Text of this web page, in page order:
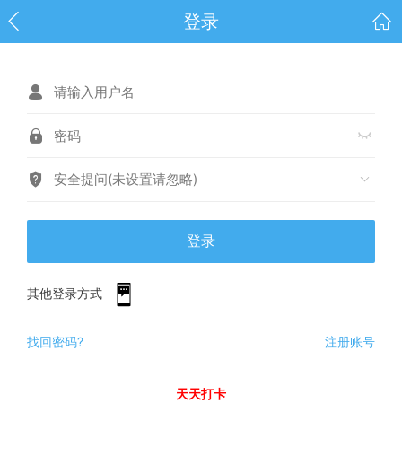
登录
安全提问(未设置请忽略)
登录
其他登录方式
找回密码? 注册账号
天天打卡